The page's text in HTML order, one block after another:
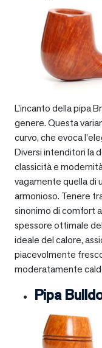
L’incanto della pipa
genere. Questa
curvo, che evoca
Diversi intenditori la
classicità e
vagamente quella di
armonioso. Tenere
sinonimo di comfort
spessore ottimale
ideale del calore,
piacevolmente
moderatamente
Pipa